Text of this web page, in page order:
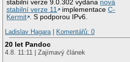
stabilní verze 9.0.302 vydána nová
stabilní verze 11
implementaceC-
Kermit . S podporou IPv6.
Ladislav Hagara | Komentářů: 0
20 let Pandoc
4.8. 11:11 | Zajímavý článek